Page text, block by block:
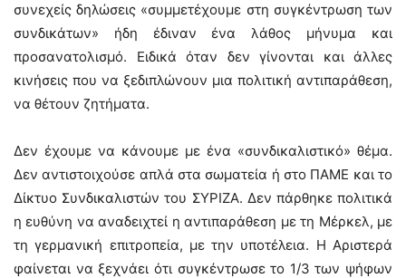
συνεχείς δηλώσεις «συμμετέχουμε στη συγκέντρωση των
συνδικάτων» ήδη έδιναν ένα λάθος μήνυμα και
προσανατολισμό. Ειδικά όταν δεν γίνονται και άλλες
κινήσεις που να ξεδιπλώνουν μια πολιτική αντιπαράθεση,
να θέτουν ζητήματα.
Δεν έχουμε να κάνουμε με ένα «συνδικαλιστικό» θέμα.
Δεν αντιστοιχούσε απλά στα σωματεία ή στο ΠΑΜΕ και το
Δίκτυο Συνδικαλιστών του ΣΥΡΙΖΑ. Δεν πάρθηκε πολιτικά
η ευθύνη να αναδειχτεί η αντιπαράθεση με τη Μέρκελ, με
τη γερμανική επιτροπεία, με την υποτέλεια. Η Αριστερά
φαίνεται να ξεχνάει ότι συγκέντρωσε το 1/3 των ψήφων